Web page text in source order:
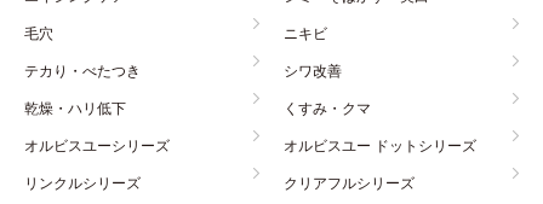
毛穴
ニキビ
テカり・べたつき
シワ改善
乾燥・ハリ低下
くすみ・クマ
オルビスユーシリーズ
オルビスユー ドットシリーズ
リンクルシリーズ
クリアフルシリーズ